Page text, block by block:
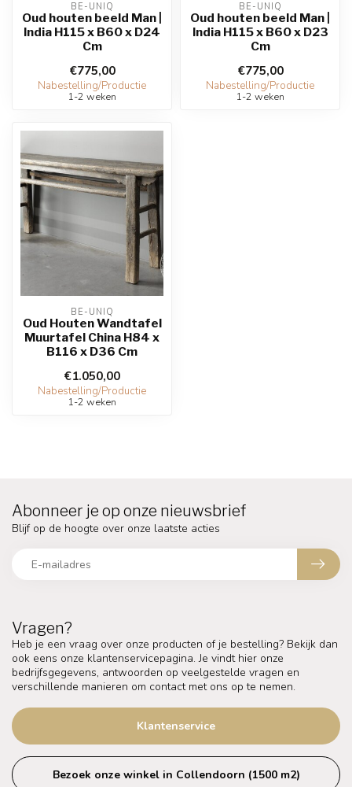
BE-UNIQ
Oud houten beeld Man |
India H115 x B60 x D24
Cm
€775,00
Nabestelling/Productie
1-2 weken
BE-UNIQ
Oud houten beeld Man |
India H115 x B60 x D23
Cm
€775,00
Nabestelling/Productie
1-2 weken
BE-UNIQ
Oud Houten Wandtafel
Muurtafel China H84 x
B116 x D36 Cm
€1.050,00
Nabestelling/Productie
1-2 weken
Vragen?
Heb je een vraag over onze producten of je bestelling? Bekijk dan
ook eens onze klantenservicepagina. Je vindt hier onze
bedrijfsgegevens, antwoorden op veelgestelde vragen en
verschillende manieren om contact met ons op te nemen.
Klantenservice
Bezoek onze winkel in Collendoorn (1500 m2)
Abonneer je op onze nieuwsbrief
Blijf op de hoogte over onze laatste acties